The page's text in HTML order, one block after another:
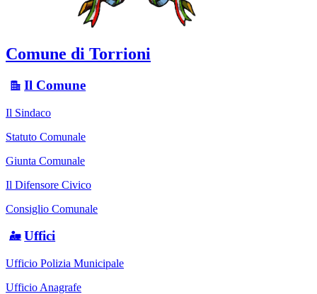
Comune di Torrioni
Il Comune
Il Sindaco
Statuto Comunale
Giunta Comunale
Il Difensore Civico
Consiglio Comunale
Uffici
Ufficio Polizia Municipale
Ufficio Anagrafe